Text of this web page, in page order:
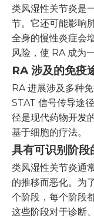
类风湿性关节炎是
节。它还可能影响
全身的慢性炎症会
风险，使 RA 成为
RA 涉及的免疫
RA 进展涉及多种
STAT 信号传导途
径是现代药物开发
基于细胞的疗法。
具有可识别阶段
类风湿性关节炎通
的推移而恶化。为
个阶段，每个阶段
这些阶段对于诊断